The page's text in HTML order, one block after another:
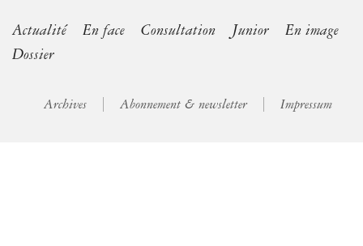
s
Actualité En face Consultation Junior
En image
Dossier
Archives Abonnement & newsletter Impressum